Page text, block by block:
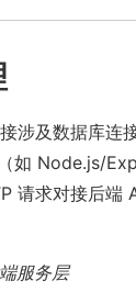
涉及数据库连
如 Node.js/
请求对接后端
服务层